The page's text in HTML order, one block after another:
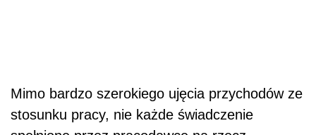
Mimo bardzo szerokiego ujęcia przychodów ze
stosunku pracy, nie każde świadczenie